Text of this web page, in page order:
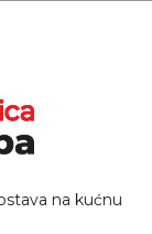
na kućnu